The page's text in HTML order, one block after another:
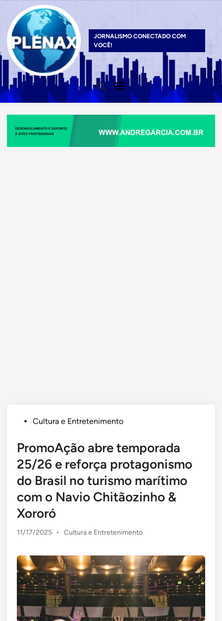
content
JORNALISMO CONECTADO COM
VOCÊ!
Open
Search
Main
Menu
PostedCultura e Entretenimento
PromoAção abre temporada
25/26 e reforça protagonismo
do Brasil no turismo marítimo
com o Navio Chitãozinho &
Xororó
11/17/2025 •
Posted
Cultura e Entretenimento